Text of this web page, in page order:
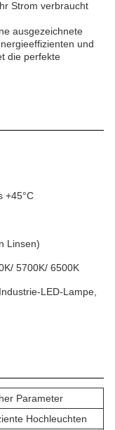
Strom verbraucht
ausgezeichnete
und
die perfekte
+45°C
Linsen)
5700K/ 6500K
LED-Lampe,
Parameter
Hochleuchten